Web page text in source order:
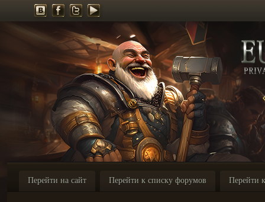
Перейти на сайт Перейти к списку форумов Перейти